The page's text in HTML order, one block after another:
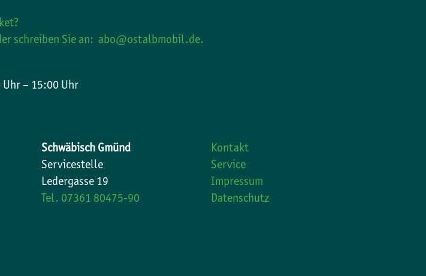
schreiben Sie an: abo@ostalbmobil.de.
– 15:00 Uhr
Schwäbisch Gmünd
Servicestelle
Ledergasse 19
Tel. 07361 80475-90
Kontakt
Service
Impressum
Datenschutz